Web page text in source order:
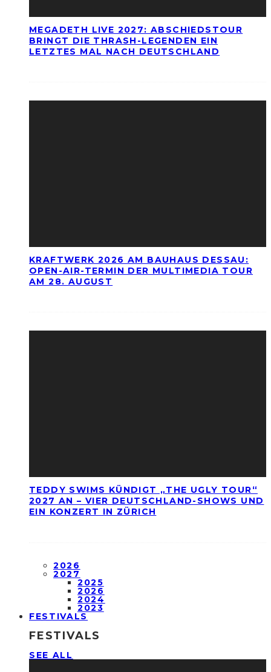
MEGADETH LIVE 2027: ABSCHIEDSTOUR
BRINGT DIE THRASH-LEGENDEN EIN
LETZTES MAL NACH DEUTSCHLAND
KRAFTWERK 2026 AM BAUHAUS DESSAU:
OPEN-AIR-TERMIN DER MULTIMEDIA TOUR
AM 28. AUGUST
TEDDY SWIMS KÜNDIGT „THE UGLY TOUR“
2027 AN – VIER DEUTSCHLAND-SHOWS UND
EIN KONZERT IN ZÜRICH
2026
2027
2025
2026
2024
2023
FESTIVALS
FESTIVALS
SEE ALL